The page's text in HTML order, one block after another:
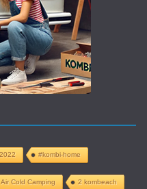
#kombi-home
Air Cold Camping 2 kombeach